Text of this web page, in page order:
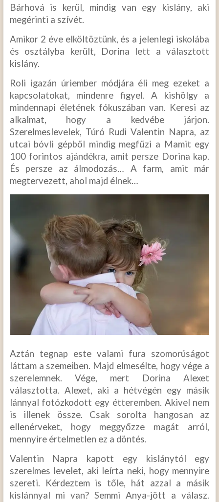
Bárhová is kerül, mindig van egy kislány, aki
megérinti a szívét.
Amikor 2 éve elköltöztünk, és a jelenlegi iskolába
és osztályba került, Dorina lett a választott
kislány.
Roli igazán úriember módjára éli meg ezeket a
kapcsolatokat, mindenre figyel. A kishölgy a
mindennapi életének fókuszában van. Keresi az
alkalmat, hogy a kedvébe járjon.
Szerelmeslevelek, Túró Rudi Valentin Napra, az
utcai bóvli gépből mindig megfűzi a Mamit egy
100 forintos ajándékra, amit persze Dorina kap.
És persze az álmodozás… A farm, amit már
megtervezett, ahol majd élnek…
Aztán tegnap este valami fura szomorúságot
láttam a szemeiben. Majd elmesélte, hogy vége a
szerelemnek. Vége, mert Dorina Alexet
választotta. Alexet, aki a hétvégén egy másik
lánnyal fotózkodott egy étteremben. Akivel nem
is illenek össze. Csak sorolta hangosan az
ellenérveket, hogy meggyőzze magát arról,
mennyire értelmetlen ez a döntés.
Valentin Napra kapott egy kislánytól egy
szerelmes levelet, aki leírta neki, hogy mennyire
szereti. Kérdeztem is tőle, hát azzal a másik
kislánnyal mi van? Semmi Anya-jött a válasz.